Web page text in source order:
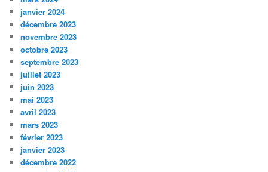
janvier 2024
décembre 2023
novembre 2023
octobre 2023
septembre 2023
juillet 2023
juin 2023
mai 2023
avril 2023
mars 2023
février 2023
janvier 2023
décembre 2022